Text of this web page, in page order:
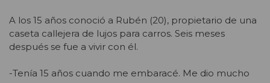
A los 15 años conoció a Rubén (20), propietario de una
caseta callejera de lujos para carros. Seis meses
después se fue a vivir con él.
-Tenía 15 años cuando me embaracé. Me dio mucho